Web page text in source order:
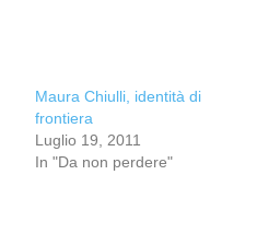
Maura Chiulli, identità di
frontiera
Luglio 19, 2011
In "Da non perdere"